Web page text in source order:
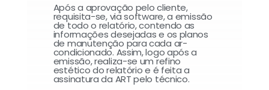
Após a aprovação pelo cliente,
requisita-se, via software, a emissão
de todo o relatório, contendo as
informações desejadas e os planos
de manutenção para cada ar-
condicionado. Assim, logo após a
emissão, realiza-se um refino
estético do relatório e é feita a
assinatura da ART pelo técnico.